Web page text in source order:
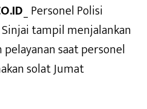
_ Personel Polisi
tampil menjalankan
saat personel
solat Jumat